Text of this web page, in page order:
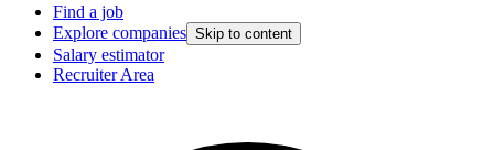
Find a job
Explore companies Skip to content
Salary estimator
Recruiter Area